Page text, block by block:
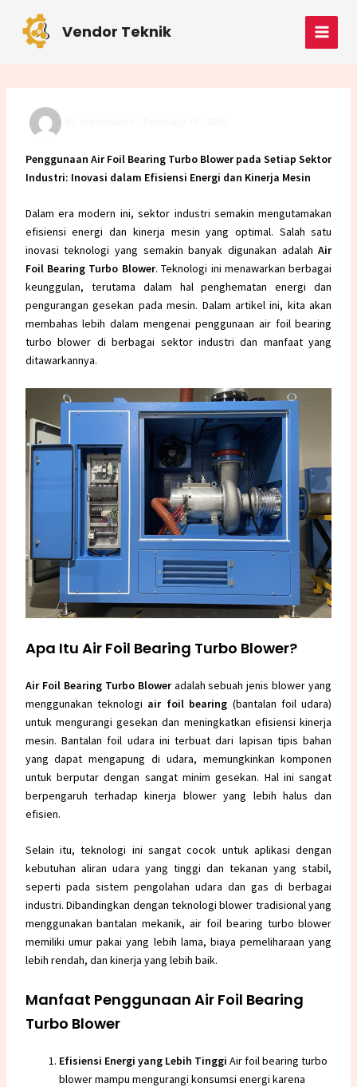
content
Vendor Teknik
MAIN
Penggunaan Air Foil Bearing Turbo Blower pada Setiap Sektor
Industri: Inovasi dalam Efisiensi Energi dan Kinerja Mesin
Dalam era modern ini, sektor industri semakin mengutamakan
efisiensi energi dan kinerja mesin yang optimal. Salah satu
inovasi teknologi yang semakin banyak digunakan adalahAir
Foil Bearing Turbo Blower. Teknologi ini menawarkan berbagai
keunggulan, terutama dalam hal penghematan energi dan
pengurangan gesekan pada mesin. Dalam artikel ini, kita akan
membahas lebih dalam mengenai penggunaan air foil bearing
turbo blower di berbagai sektor industri dan manfaat yang
ditawarkannya.
Apa Itu Air Foil Bearing Turbo Blower?
Air Foil Bearing Turbo Bloweradalah sebuah jenis blower yang
menggunakan teknologi air foil bearing (bantalan foil udara)
untuk mengurangi gesekan dan meningkatkan efisiensi kinerja
mesin. Bantalan foil udara ini terbuat dari lapisan tipis bahan
yang dapat mengapung di udara, memungkinkan komponen
untuk berputar dengan sangat minim gesekan. Hal ini sangat
berpengaruh terhadap kinerja blower yang lebih halus dan
efisien.
Selain itu, teknologi ini sangat cocok untuk aplikasi dengan
kebutuhan aliran udara yang tinggi dan tekanan yang stabil,
seperti pada sistem pengolahan udara dan gas di berbagai
industri. Dibandingkan dengan teknologi blower tradisional yang
menggunakan bantalan mekanik, air foil bearing turbo blower
memiliki umur pakai yang lebih lama, biaya pemeliharaan yang
lebih rendah, dan kinerja yang lebih baik.
Manfaat Penggunaan Air Foil Bearing
Turbo Blower
Efisiensi Energi yang Lebih Tinggi Air foil bearing turbo
blower mampu mengurangi konsumsi energi karena
navigation